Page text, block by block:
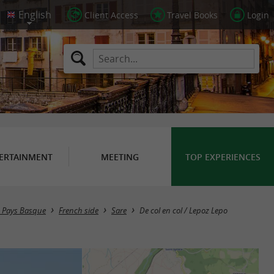
Client Access Travel Books Login
MEETING TOP EXPERIENCES
Basque French side Sare De col en col / Lepoz Lepo